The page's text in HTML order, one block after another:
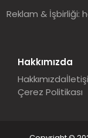
Reklam & İşbirliği:
Hakkımızda
Hakkımızda
Çerez Politikası